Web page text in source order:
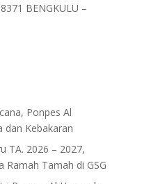
BENGKULU –
Ponpes Al
dan Kebakaran
TA. 2026 – 2027,
Ramah Tamah di GSG